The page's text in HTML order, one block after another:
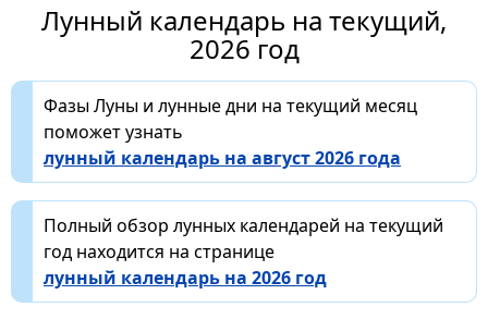
Лунный календарь на текущий,
2026 год
Фазы Луны и лунные дни на текущий месяц
поможет узнать
лунный календарь на август 2026 года
Полный обзор лунных календарей на текущий
год находится на странице
лунный календарь на 2026 год